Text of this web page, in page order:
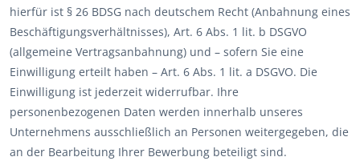
hierfür ist § 26 BDSG nach deutschem Recht (Anbahnung eines
Beschäftigungsverhältnisses), Art. 6 Abs. 1 lit. b DSGVO
(allgemeine Vertragsanbahnung) und – sofern Sie eine
Einwilligung erteilt haben – Art. 6 Abs. 1 lit. a DSGVO. Die
Einwilligung ist jederzeit widerrufbar. Ihre
personenbezogenen Daten werden innerhalb unseres
Unternehmens ausschließlich an Personen weitergegeben, die
an der Bearbeitung Ihrer Bewerbung beteiligt sind.